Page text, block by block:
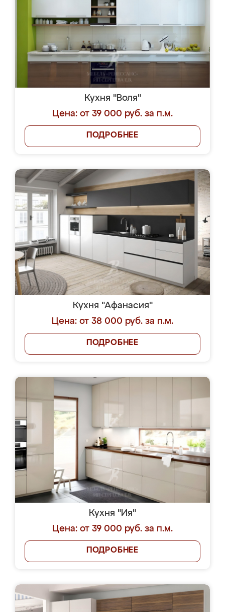
Кухня "Воля"
Цена: от 39 000 руб. за п.м.
ПОДРОБНЕЕ
Кухня "Афанасия"
Цена: от 38 000 руб. за п.м.
ПОДРОБНЕЕ
Кухня "Ия"
Цена: от 39 000 руб. за п.м.
ПОДРОБНЕЕ